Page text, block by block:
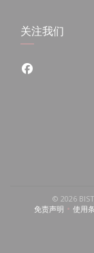
关注我们
Facebook ((
© 2026
免责声明((在新窗口
使用